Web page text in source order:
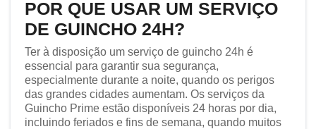
POR QUE USAR UM SERVIÇO
DE GUINCHO 24H?
Ter à disposição um serviço de guincho 24h é
essencial para garantir sua segurança,
especialmente durante a noite, quando os perigos
das grandes cidades aumentam. Os serviços da
Guincho Prime estão disponíveis 24 horas por dia,
incluindo feriados e fins de semana, quando muitos